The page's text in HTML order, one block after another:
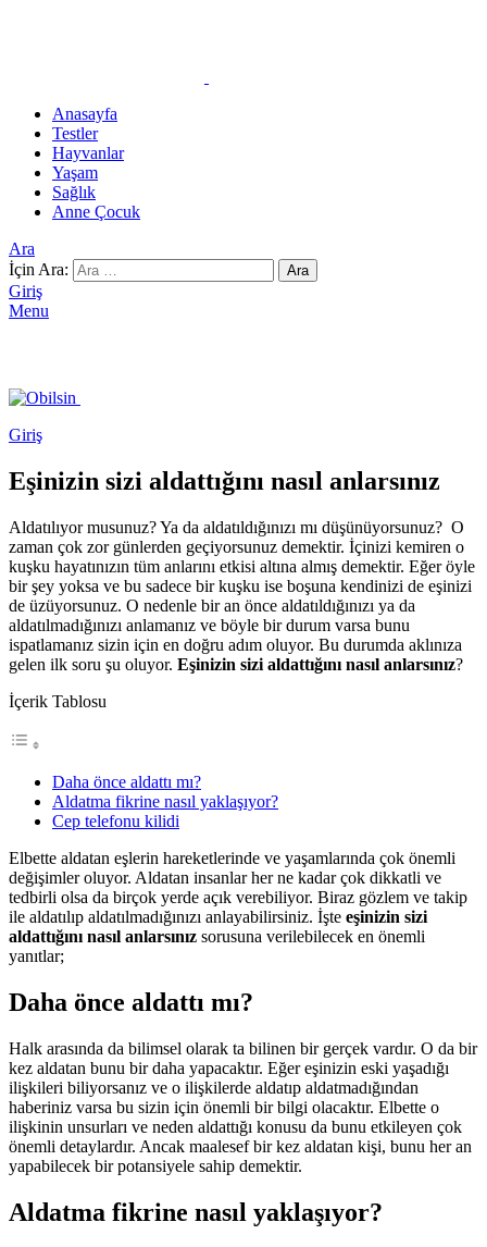
Anasayfa
Testler
Hayvanlar
Yaşam
Sağlık
Anne Çocuk
Ara
İçin Ara:
Ara
Giriş
Menu
Giriş
Eşinizin sizi aldattığını nasıl anlarsınız
Aldatılıyor musunuz? Ya da aldatıldığınızı mı düşünüyorsunuz? O
zaman çok zor günlerden geçiyorsunuz demektir. İçinizi kemiren o
kuşku hayatınızın tüm anlarını etkisi altına almış demektir. Eğer öyle
bir şey yoksa ve bu sadece bir kuşku ise boşuna kendinizi de eşinizi
de üzüyorsunuz. O nedenle bir an önce aldatıldığınızı ya da
aldatılmadığınızı anlamanız ve böyle bir durum varsa bunu
ispatlamanız sizin için en doğru adım oluyor. Bu durumda aklınıza
gelen ilk soru şu oluyor. Eşinizin sizi aldattığını nasıl anlarsınız?
İçerik Tablosu
Daha önce aldattı mı?
Aldatma fikrine nasıl yaklaşıyor?
Cep telefonu kilidi
Elbette aldatan eşlerin hareketlerinde ve yaşamlarında çok önemli
değişimler oluyor. Aldatan insanlar her ne kadar çok dikkatli ve
tedbirli olsa da birçok yerde açık verebiliyor. Biraz gözlem ve takip
ile aldatılıp aldatılmadığınızı anlayabilirsiniz. İşte eşinizin sizi
aldattığını nasıl anlarsınız sorusuna verilebilecek en önemli
yanıtlar;
Daha önce aldattı mı?
Halk arasında da bilimsel olarak ta bilinen bir gerçek vardır. O da bir
kez aldatan bunu bir daha yapacaktır. Eğer eşinizin eski yaşadığı
ilişkileri biliyorsanız ve o ilişkilerde aldatıp aldatmadığından
haberiniz varsa bu sizin için önemli bir bilgi olacaktır. Elbette o
ilişkinin unsurları ve neden aldattığı konusu da bunu etkileyen çok
önemli detaylardır. Ancak maalesef bir kez aldatan kişi, bunu her an
yapabilecek bir potansiyele sahip demektir.
Aldatma fikrine nasıl yaklaşıyor?